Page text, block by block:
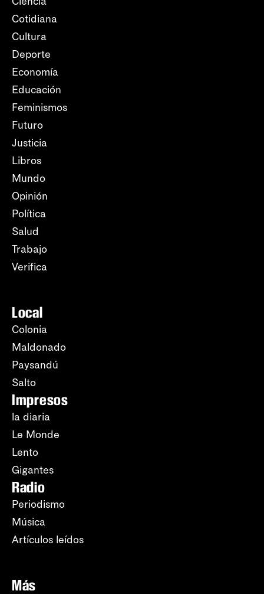
Cotidiana
Cultura
Deporte
Economía
Educación
Feminismos
Futuro
Justicia
Libros
Mundo
Opinión
Política
Salud
Trabajo
Verifica
Local
Colonia
Maldonado
Paysandú
Salto
Impresos
la diaria
Le Monde
Lento
Gigantes
Radio
Periodismo
Música
Artículos leídos
Más